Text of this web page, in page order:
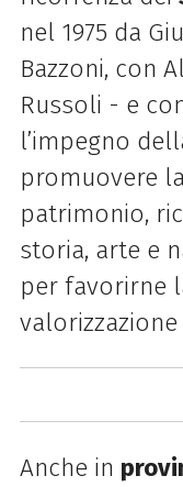
nel 1975 da
Bazzoni, con
Russoli - e
l’impegno
promuovere
patrimonio,
storia, arte e
per favorirne
Anche in